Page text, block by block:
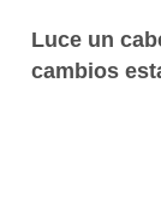
Luce un
cambios